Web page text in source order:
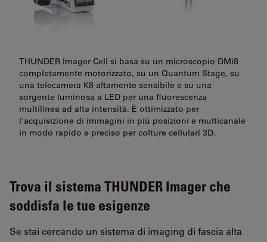
THUNDER Imager Cell si basa su un microscopio DMi8
completamente motorizzato, su un Quantum Stage, su
una telecamera K8 altamente sensibile e su una
sorgente luminosa a LED per una fluorescenza
multilinea ad alta intensità. È ottimizzato per
l'acquisizione di immagini in più posizioni e multicanale
in modo rapido e preciso per colture cellulari 3D.
Trova il sistema THUNDER Imager che
soddisfa le tue esigenze
Se stai cercando un sistema di imaging di fascia alta